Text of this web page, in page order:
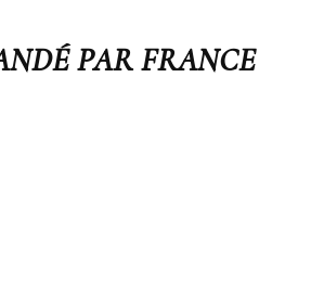
PAR FRANCE